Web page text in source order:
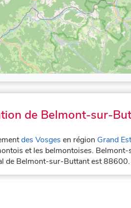
de Belmont-sur-
des Vosges en région Grand Est
et les belmontoises.
de Belmont-sur-Buttant est 88600.